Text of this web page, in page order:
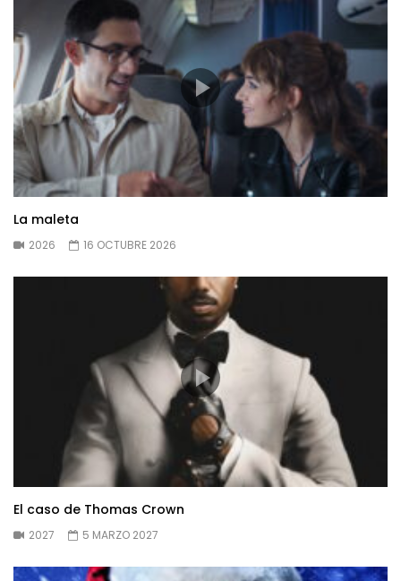
La maleta
2026 16 OCTUBRE 2026
El caso de Thomas Crown
2027 5 MARZO 2027